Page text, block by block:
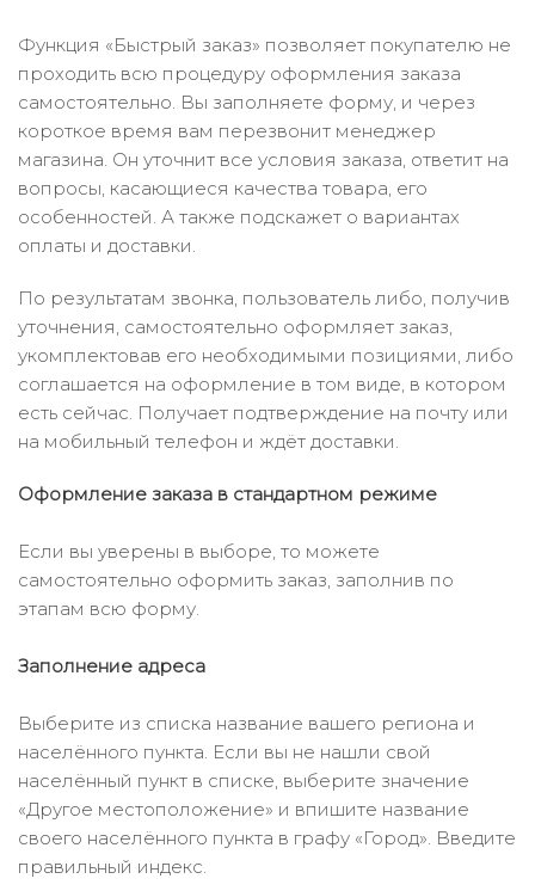
Функция «Быстрый заказ» позволяет покупателю не
проходить всю процедуру оформления заказа
самостоятельно. Вы заполняете форму, и через
короткое время вам перезвонит менеджер
магазина. Он уточнит все условия заказа, ответит на
вопросы, касающиеся качества товара, его
особенностей. А также подскажет о вариантах
оплаты и доставки.
По результатам звонка, пользователь либо, получив
уточнения, самостоятельно оформляет заказ,
укомплектовав его необходимыми позициями, либо
соглашается на оформление в том виде, в котором
есть сейчас. Получает подтверждение на почту или
на мобильный телефон и ждёт доставки.
Оформление заказа в стандартном режиме
Если вы уверены в выборе, то можете
самостоятельно оформить заказ, заполнив по
этапам всю форму.
Заполнение адреса
Выберите из списка название вашего региона и
населённого пункта. Если вы не нашли свой
населённый пункт в списке, выберите значение
«Другое местоположение» и впишите название
своего населённого пункта в графу «Город». Введите
правильный индекс.